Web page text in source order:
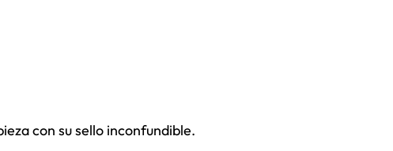
con su sello inconfundible.